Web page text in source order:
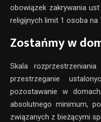
obowiązek zakrywania
religijnych limit 1 osoba na
Zostańmy w
Skala
przestrzeganie
pozostawanie w
absolutnego minimum,
związanych z bieżącymi